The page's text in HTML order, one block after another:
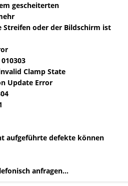
gescheiterten
Streifen oder der Bildschirm ist
Clamp State
Update Error
aufgeführte defekte können
anfragen...